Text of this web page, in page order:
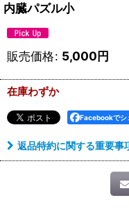
内臓パズル小
販売価格: 5,000円
在庫わずか
Facebookでシ
返品特約に関する重要事